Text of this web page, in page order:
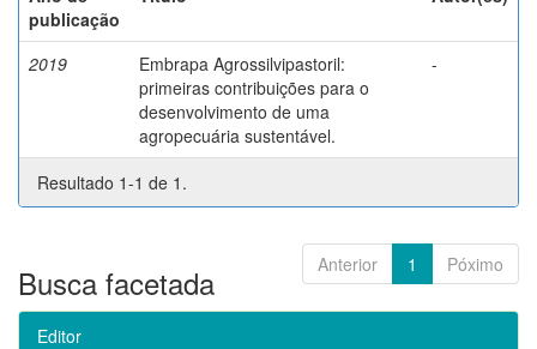
publicação
2019
Embrapa Agrossilvipastoril:
primeiras contribuições para o
desenvolvimento de uma
agropecuária sustentável.
-
Resultado 1-1 de 1.
Anterior 1 Póximo
Busca facetada
Editor